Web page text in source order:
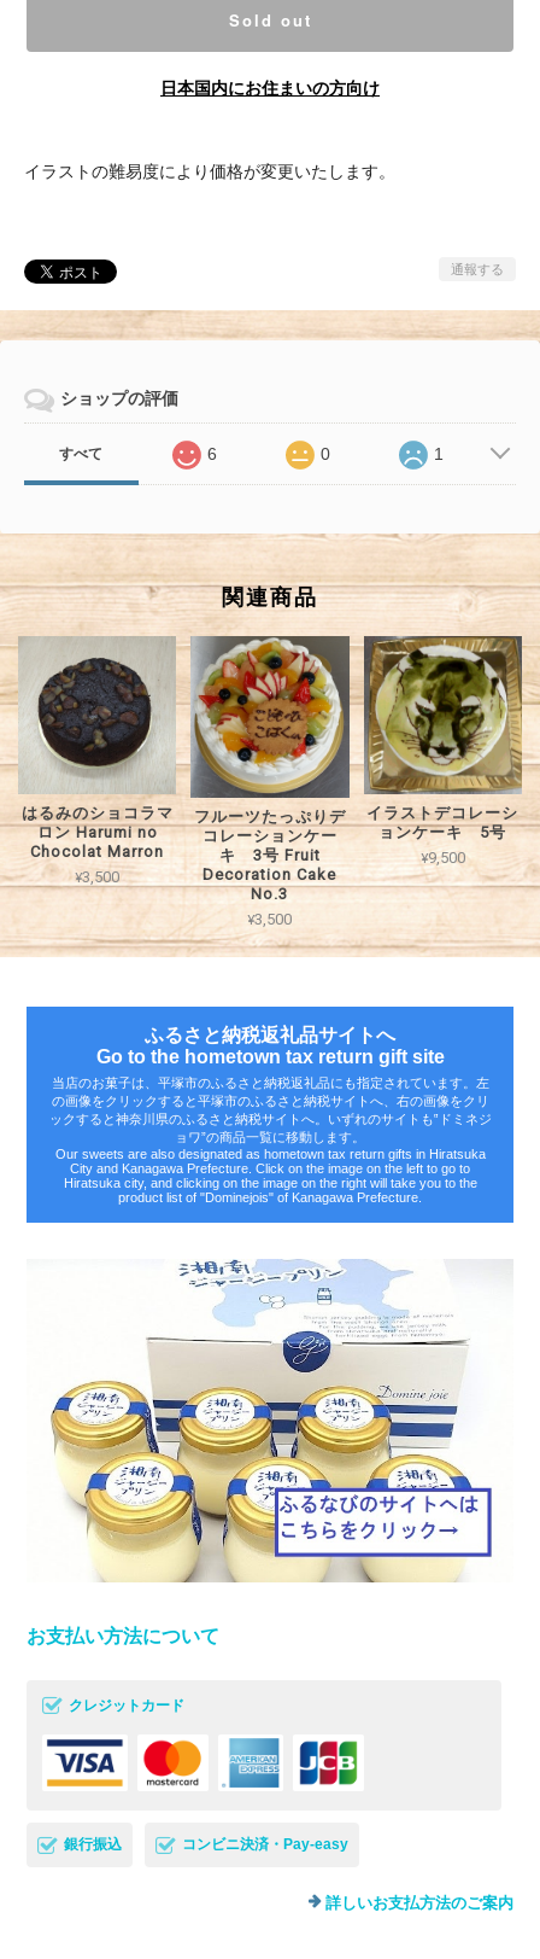
Sold out
日本国内にお住まいの方向け
イラストの難易度により価格が変更いたします。
通報する
ショップの評価
すべて 6 0 1
関連商品
はるみのショコラマ
ロン Harumi no
Chocolat Marron
¥3,500
フルーツたっぷりデ
コレーションケー
キ 3号 Fruit
Decoration Cake
No.3
¥3,500
イラストデコレーシ
ョンケーキ 5号
¥9,500
ふるさと納税返礼品サイトへ
Go to the hometown tax return gift site
当店のお菓子は、平塚市のふるさと納税返礼品にも指定されています。左
の画像をクリックすると平塚市のふるさと納税サイトへ、右の画像をクリ
ックすると神奈川県のふるさと納税サイトへ。いずれのサイトも‟ドミネジ
ョワ”の商品一覧に移動します。
Our sweets are also designated as hometown tax return gifts in Hiratsuka
City and Kanagawa Prefecture. Click on the image on the left to go to
Hiratsuka city, and clicking on the image on the right will take you to the
product list of "Dominejois" of Kanagawa Prefecture.
お支払い方法について
クレジットカード
銀行振込 コンビニ決済・Pay-easy
詳しいお支払方法のご案内